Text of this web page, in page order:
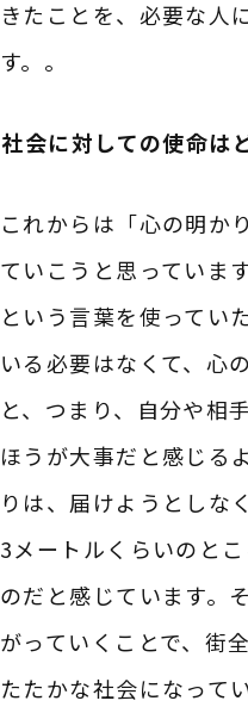
きたことを、必要な人
す。。
――社会に対しての使命
これからは「心の明か
ていこうと思っていま
という言葉を使ってい
いる必要はなくて、心
と、つまり、自分や相
ほうが大事だと感じる
りは、届けようとしな
3メートルくらいのと
のだと感じています。
がっていくことで、街
たたかな社会になって